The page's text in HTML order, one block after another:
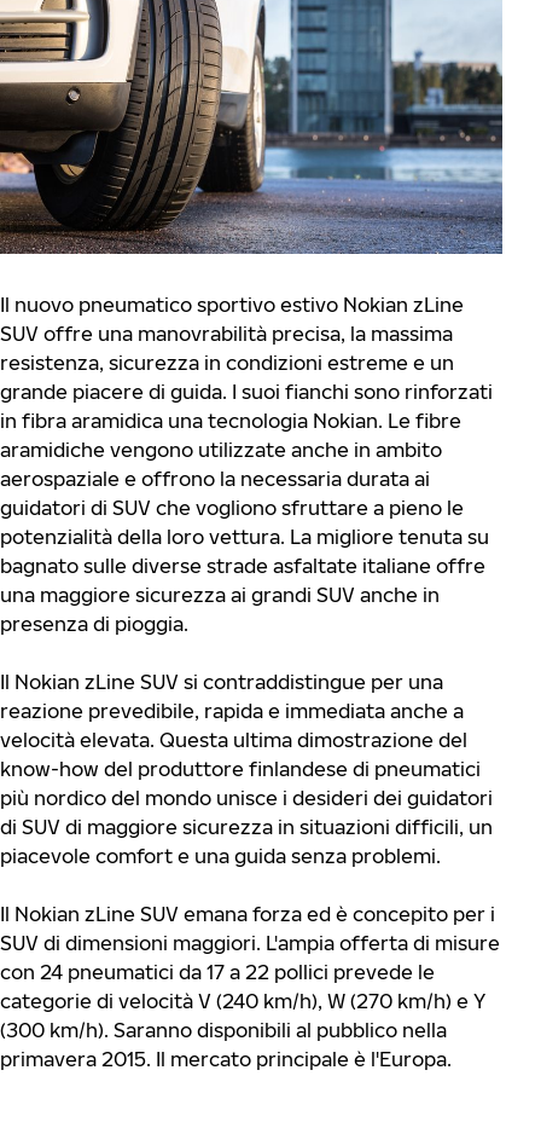
Il nuovo pneumatico sportivo estivo Nokian zLine
SUV offre una manovrabilità precisa, la massima
resistenza, sicurezza in condizioni estreme e un
grande piacere di guida. I suoi fianchi sono rinforzati
in fibra aramidica una tecnologia Nokian. Le fibre
aramidiche vengono utilizzate anche in ambito
aerospaziale e offrono la necessaria durata ai
guidatori di SUV che vogliono sfruttare a pieno le
potenzialità della loro vettura. La migliore tenuta su
bagnato sulle diverse strade asfaltate italiane offre
una maggiore sicurezza ai grandi SUV anche in
presenza di pioggia.
Il Nokian zLine SUV si contraddistingue per una
reazione prevedibile, rapida e immediata anche a
velocità elevata. Questa ultima dimostrazione del
know-how del produttore finlandese di pneumatici
più nordico del mondo unisce i desideri dei guidatori
di SUV di maggiore sicurezza in situazioni difficili, un
piacevole comfort e una guida senza problemi.
Il Nokian zLine SUV emana forza ed è concepito per i
SUV di dimensioni maggiori. L'ampia offerta di misure
con 24 pneumatici da 17 a 22 pollici prevede le
categorie di velocità V (240 km/h), W (270 km/h) e Y
(300 km/h). Saranno disponibili al pubblico nella
primavera 2015. Il mercato principale è l'Europa.